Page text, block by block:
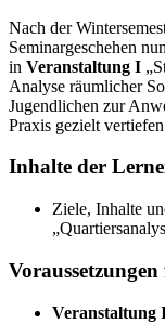
Nach der
Seminargeschehen
in Veranstaltung I
Analyse räumlicher
Jugendlichen zur
Praxis gezielt
Inhalte der
Ziele, Inhalte
Veranstaltung